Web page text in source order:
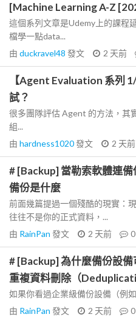
[Machine Learning A-Z
這個系列文章是Udemy上的課程
檔學一點data...
由 duckravel48 發文 2 天前
【Agent Evaluation 系列
試？
很多團隊評估 Agent 的方法，其
組...
由 hardness1020發文 2 天前
# [Backup] 當勒索軟體連
備份是什麼
前面幾篇提過一個殘酷的現實：
往往不是你的正式資料，...
由 RainPan 發文 2 天前 0
# [Backup] 為什麼備份設
重複資料刪除（
如果你看過企業級備份設備（例
由 RainPan 發文 2 天前 0